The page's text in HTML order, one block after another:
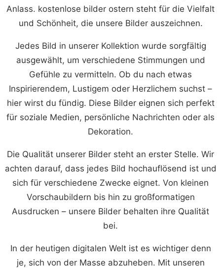
Anlass. kostenlose bilder ostern steht für die Vielfalt
und Schönheit, die unsere Bilder auszeichnen.
Jedes Bild in unserer Kollektion wurde sorgfältig
ausgewählt, um verschiedene Stimmungen und
Gefühle zu vermitteln. Ob du nach etwas
Inspirierendem, Lustigem oder Herzlichem suchst –
hier wirst du fündig. Diese Bilder eignen sich perfekt
für soziale Medien, persönliche Nachrichten oder als
Dekoration.
Die Qualität unserer Bilder steht an erster Stelle. Wir
achten darauf, dass jedes Bild hochauflösend ist und
sich für verschiedene Zwecke eignet. Von kleinen
Vorschaubildern bis hin zu großformatigen
Ausdrucken – unsere Bilder behalten ihre Qualität
bei.
In der heutigen digitalen Welt ist es wichtiger denn
je, sich von der Masse abzuheben. Mit unseren